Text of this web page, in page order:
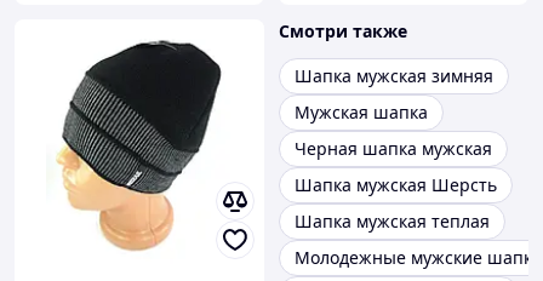
Смотри также
Шапка мужская зимняя
Мужская шапка
Черная шапка мужская
Шапка мужская Шерсть
Шапка мужская теплая
Молодежные мужские шапки